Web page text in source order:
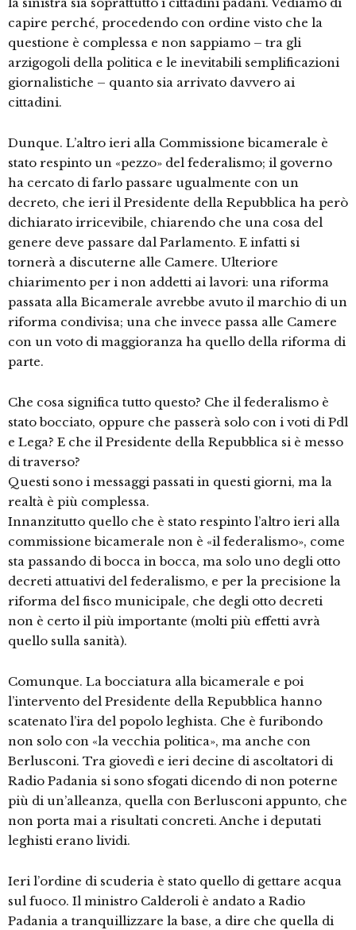
la sinistra sia soprattutto i cittadini padani. Vediamo di
capire perché, procedendo con ordine visto che la
questione è complessa e non sappiamo – tra gli
arzigogoli della politica e le inevitabili semplificazioni
giornalistiche – quanto sia arrivato davvero ai
cittadini.
Dunque. L’altro ieri alla Commissione bicamerale è
stato respinto un «pezzo» del federalismo; il governo
ha cercato di farlo passare ugualmente con un
decreto, che ieri il Presidente della Repubblica ha però
dichiarato irricevibile, chiarendo che una cosa del
genere deve passare dal Parlamento. E infatti si
tornerà a discuterne alle Camere. Ulteriore
chiarimento per i non addetti ai lavori: una riforma
passata alla Bicamerale avrebbe avuto il marchio di un
riforma condivisa; una che invece passa alle Camere
con un voto di maggioranza ha quello della riforma di
parte.
Che cosa significa tutto questo? Che il federalismo è
stato bocciato, oppure che passerà solo con i voti di Pdl
e Lega? E che il Presidente della Repubblica si è messo
di traverso?
Questi sono i messaggi passati in questi giorni, ma la
realtà è più complessa.
Innanzitutto quello che è stato respinto l’altro ieri alla
commissione bicamerale non è «il federalismo», come
sta passando di bocca in bocca, ma solo uno degli otto
decreti attuativi del federalismo, e per la precisione la
riforma del fisco municipale, che degli otto decreti
non è certo il più importante (molti più effetti avrà
quello sulla sanità).
Comunque. La bocciatura alla bicamerale e poi
l’intervento del Presidente della Repubblica hanno
scatenato l’ira del popolo leghista. Che è furibondo
non solo con «la vecchia politica», ma anche con
Berlusconi. Tra giovedì e ieri decine di ascoltatori di
Radio Padania si sono sfogati dicendo di non poterne
più di un’alleanza, quella con Berlusconi appunto, che
non porta mai a risultati concreti. Anche i deputati
leghisti erano lividi.
Ieri l’ordine di scuderia è stato quello di gettare acqua
sul fuoco. Il ministro Calderoli è andato a Radio
Padania a tranquillizzare la base, a dire che quella di